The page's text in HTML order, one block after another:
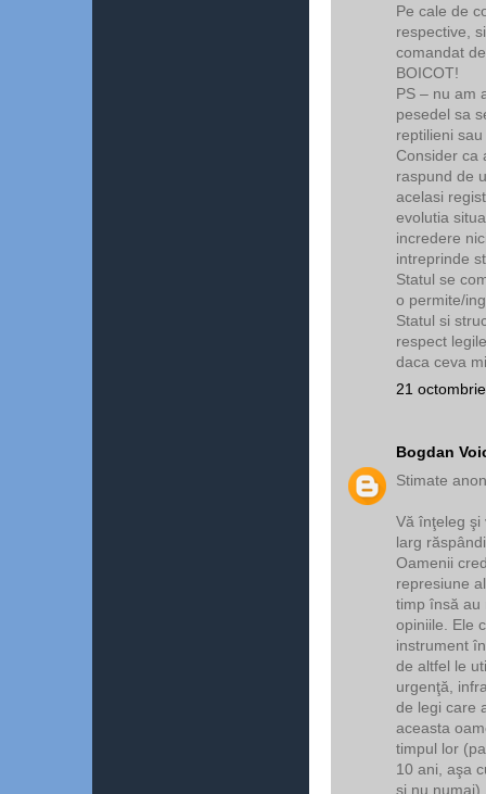
Pe cale de
respective,
comandat
BOICOT!
PS – nu am
pesedel sa
reptilieni
Consider ca
raspund de
acelasi
evolutia
incredere
intreprinde
Statul se
o permite/
Statul si
respect
daca ceva
21
Bogdan
Stimate
Vă înţeleg şi
larg
Oamenii
represiune
timp însă au
opiniile. Ele
instrument
de altfel le
urgenţă,
de legi care
aceasta
timpul lor
10 ani, aşa
şi nu